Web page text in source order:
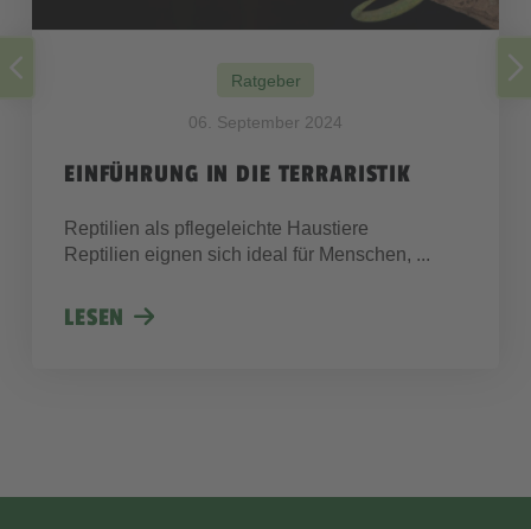
Ratgeber
06. September 2024
EINFÜHRUNG IN DIE TERRARISTIK
Reptilien als pflegeleichte Haustiere
Reptilien eignen sich ideal für Menschen, ...
LESEN